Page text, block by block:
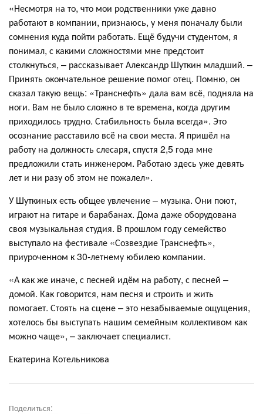
«Несмотря на то, что мои родственники уже давно
работают в компании, признаюсь, у меня поначалу были
сомнения куда пойти работать. Ещё будучи студентом, я
понимал, с какими сложностями мне предстоит
столкнуться, – рассказывает Александр Шуткин младший. –
Принять окончательное решение помог отец. Помню, он
сказал такую вещь: «Транснефть» дала вам всё, подняла на
ноги. Вам не было сложно в те времена, когда другим
приходилось трудно. Стабильность была всегда». Это
осознание расставило всё на свои места. Я пришёл на
работу на должность слесаря, спустя 2,5 года мне
предложили стать инженером. Работаю здесь уже девять
лет и ни разу об этом не пожалел».
У Шуткиных есть общее увлечение – музыка. Они поют,
играют на гитаре и барабанах. Дома даже оборудована
своя музыкальная студия. В прошлом году семейство
выступало на фестивале «Созвездие Транснефть»,
приуроченном к 30-летнему юбилею компании.
«А как же иначе, с песней идём на работу, с песней –
домой. Как говорится, нам песня и строить и жить
помогает. Стоять на сцене – это незабываемые ощущения,
хотелось бы выступать нашим семейным коллективом как
можно чаще», – заключает специалист.
Екатерина Котельникова
Поделиться: